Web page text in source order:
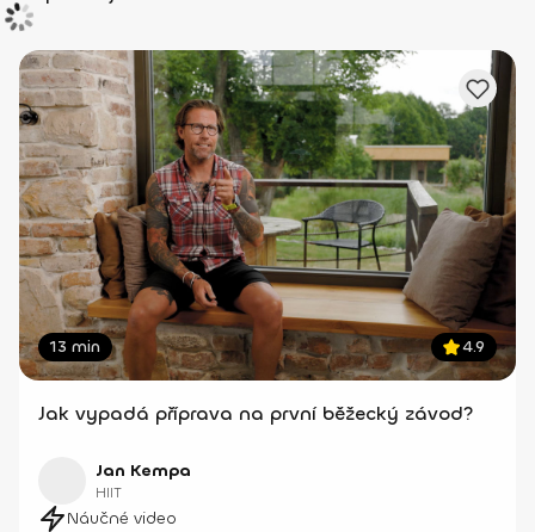
13 min 4.9
Jak vypadá příprava na první běžecký závod?
Jan Kempa
HIIT
Náučné video